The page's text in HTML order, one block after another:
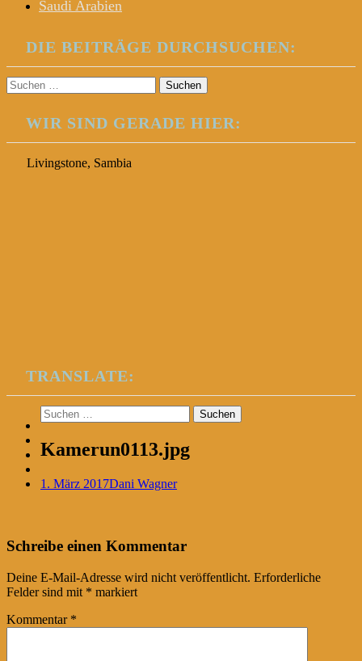
Saudi Arabien
DIE BEITRÄGE DURCHSUCHEN:
Suchen
nach:
WIR SIND GERADE HIER:
Livingstone, Sambia
TRANSLATE:
Suchen
nach:
Kamerun0113.jpg
1. März 2017Dani Wagner
Post
navigation
←
Schreibe einen Kommentar
Deine E-Mail-Adresse wird nicht veröffentlicht. Erforderliche
Felder sind mit * markiert
Kommentar *